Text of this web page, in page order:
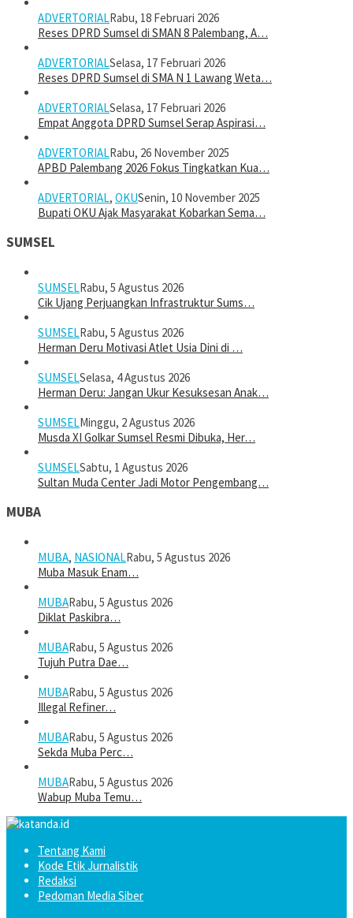
ADVERTORIALRabu, 18 Februari 2026
Reses DPRD Sumsel di SMAN 8 Palembang, A…
ADVERTORIALSelasa, 17 Februari 2026
Reses DPRD Sumsel di SMA N 1 Lawang Weta…
ADVERTORIALSelasa, 17 Februari 2026
Empat Anggota DPRD Sumsel Serap Aspirasi…
ADVERTORIALRabu, 26 November 2025
APBD Palembang 2026 Fokus Tingkatkan Kua…
ADVERTORIAL, OKUSenin, 10 November 2025
Bupati OKU Ajak Masyarakat Kobarkan Sema…
SUMSEL
SUMSELRabu, 5 Agustus 2026
Cik Ujang Perjuangkan Infrastruktur Sums…
SUMSELRabu, 5 Agustus 2026
Herman Deru Motivasi Atlet Usia Dini di …
SUMSELSelasa, 4 Agustus 2026
Herman Deru: Jangan Ukur Kesuksesan Anak…
SUMSELMinggu, 2 Agustus 2026
Musda XI Golkar Sumsel Resmi Dibuka, Her…
SUMSELSabtu, 1 Agustus 2026
Sultan Muda Center Jadi Motor Pengembang…
MUBA
MUBA, NASIONALRabu, 5 Agustus 2026
Muba Masuk Enam…
MUBARabu, 5 Agustus 2026
Diklat Paskibra…
MUBARabu, 5 Agustus 2026
Tujuh Putra Dae…
MUBARabu, 5 Agustus 2026
Illegal Refiner…
MUBARabu, 5 Agustus 2026
Sekda Muba Perc…
MUBARabu, 5 Agustus 2026
Wabup Muba Temu…
Tentang Kami
Kode Etik Jurnalistik
Redaksi
Pedoman Media Siber